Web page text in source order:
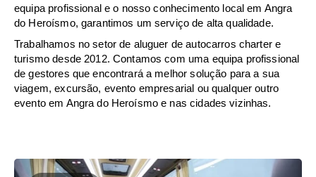
equipa profissional e o nosso conhecimento local em Angra
do Heroísmo, garantimos um serviço de alta qualidade.
Trabalhamos no setor de aluguer de autocarros charter e
turismo desde 2012. Contamos com uma equipa profissional
de gestores que encontrará a melhor solução para a sua
viagem, excursão, evento empresarial ou qualquer outro
evento em Angra do Heroísmo e nas cidades vizinhas.